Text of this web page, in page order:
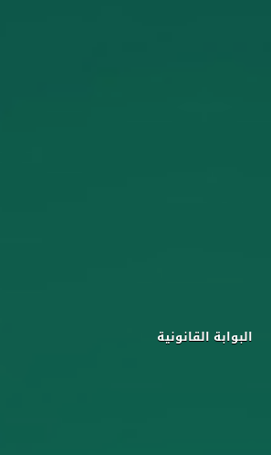
البوابة القانونية